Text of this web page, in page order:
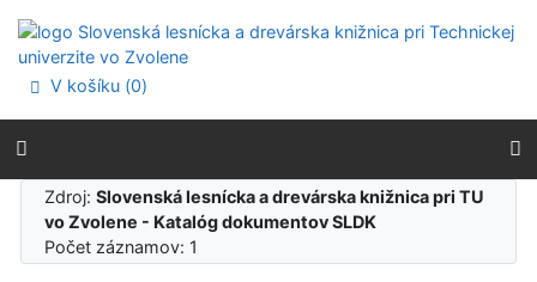
Prejsť na menu
Prehlásenie o webovej prístupnosti
V košíku (0)
Zdroj:Slovenská lesnícka a drevárska knižnica pri TU
vo Zvolene - Katalóg dokumentov SLDK
Počet záznamov: 1